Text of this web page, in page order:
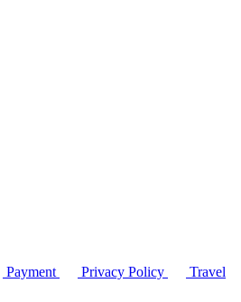
Payment Privacy Policy
Travel